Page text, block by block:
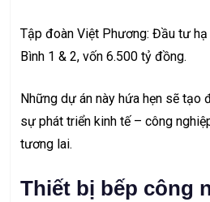
Tập đoàn Việt Phương: Đầu tư
Bình 1 & 2, vốn 6.500 tỷ đồng.
Những dự án này hứa hẹn sẽ tạo
sự phát triển kinh tế – công
tương lai.
Thiết bị bếp công